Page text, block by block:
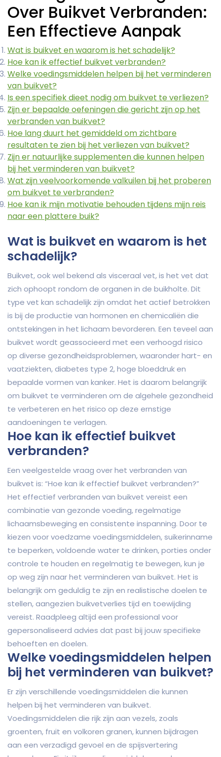
Over Buikvet Verbranden:
Een Effectieve Aanpak
Wat is buikvet en waarom is het schadelijk?
Hoe kan ik effectief buikvet verbranden?
Welke voedingsmiddelen helpen bij het verminderen
van buikvet?
Is een specifiek dieet nodig om buikvet te verliezen?
Zijn er bepaalde oefeningen die gericht zijn op het
verbranden van buikvet?
Hoe lang duurt het gemiddeld om zichtbare
resultaten te zien bij het verliezen van buikvet?
Zijn er natuurlijke supplementen die kunnen helpen
bij het verminderen van buikvet?
Wat zijn veelvoorkomende valkuilen bij het proberen
om buikvet te verbranden?
Hoe kan ik mijn motivatie behouden tijdens mijn reis
naar een plattere buik?
Wat is buikvet en waarom is het
schadelijk?
Buikvet, ook wel bekend als visceraal vet, is het vet dat
zich ophoopt rondom de organen in de buikholte. Dit
type vet kan schadelijk zijn omdat het actief betrokken
is bij de productie van hormonen en chemicaliën die
ontstekingen in het lichaam bevorderen. Een teveel aan
buikvet wordt geassocieerd met een verhoogd risico
op diverse gezondheidsproblemen, waaronder hart- en
vaatziekten, diabetes type 2, hoge bloeddruk en
bepaalde vormen van kanker. Het is daarom belangrijk
om buikvet te verminderen om de algehele gezondheid
te verbeteren en het risico op deze ernstige
aandoeningen te verlagen.
Hoe kan ik effectief buikvet
verbranden?
Een veelgestelde vraag over het verbranden van
buikvet is: “Hoe kan ik effectief buikvet verbranden?”
Het effectief verbranden van buikvet vereist een
combinatie van gezonde voeding, regelmatige
lichaamsbeweging en consistente inspanning. Door te
kiezen voor voedzame voedingsmiddelen, suikerinname
te beperken, voldoende water te drinken, porties onder
controle te houden en regelmatig te bewegen, kun je
op weg zijn naar het verminderen van buikvet. Het is
belangrijk om geduldig te zijn en realistische doelen te
stellen, aangezien buikvetverlies tijd en toewijding
vereist. Raadpleeg altijd een professional voor
gepersonaliseerd advies dat past bij jouw specifieke
behoeften en doelen.
Welke voedingsmiddelen helpen
bij het verminderen van buikvet?
Er zijn verschillende voedingsmiddelen die kunnen
helpen bij het verminderen van buikvet.
Voedingsmiddelen die rijk zijn aan vezels, zoals
groenten, fruit en volkoren granen, kunnen bijdragen
aan een verzadigd gevoel en de spijsvertering